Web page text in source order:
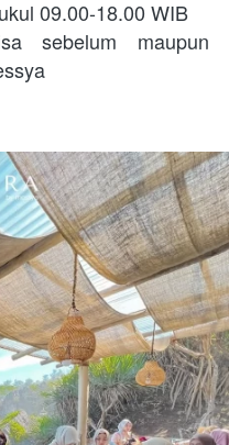
09.00-18.00 WIB
sebelum maupun